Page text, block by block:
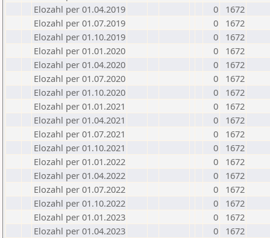
Elozahl per 01.04.2019
0
1672
Elozahl per 01.07.2019
0
1672
Elozahl per 01.10.2019
0
1672
Elozahl per 01.01.2020
0
1672
Elozahl per 01.04.2020
0
1672
Elozahl per 01.07.2020
0
1672
Elozahl per 01.10.2020
0
1672
Elozahl per 01.01.2021
0
1672
Elozahl per 01.04.2021
0
1672
Elozahl per 01.07.2021
0
1672
Elozahl per 01.10.2021
0
1672
Elozahl per 01.01.2022
0
1672
Elozahl per 01.04.2022
0
1672
Elozahl per 01.07.2022
0
1672
Elozahl per 01.10.2022
0
1672
Elozahl per 01.01.2023
0
1672
Elozahl per 01.04.2023
0
1672